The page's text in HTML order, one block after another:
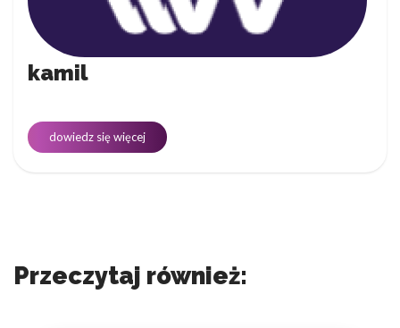
kamil
dowiedz się więcej
Przeczytaj również: